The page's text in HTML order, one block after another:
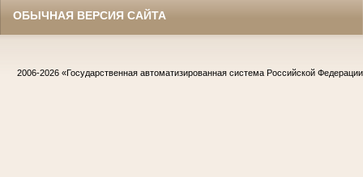
ОБЫЧНАЯ ВЕРСИЯ САЙТА
2006-2026 «Государственная автоматизированная система Российской